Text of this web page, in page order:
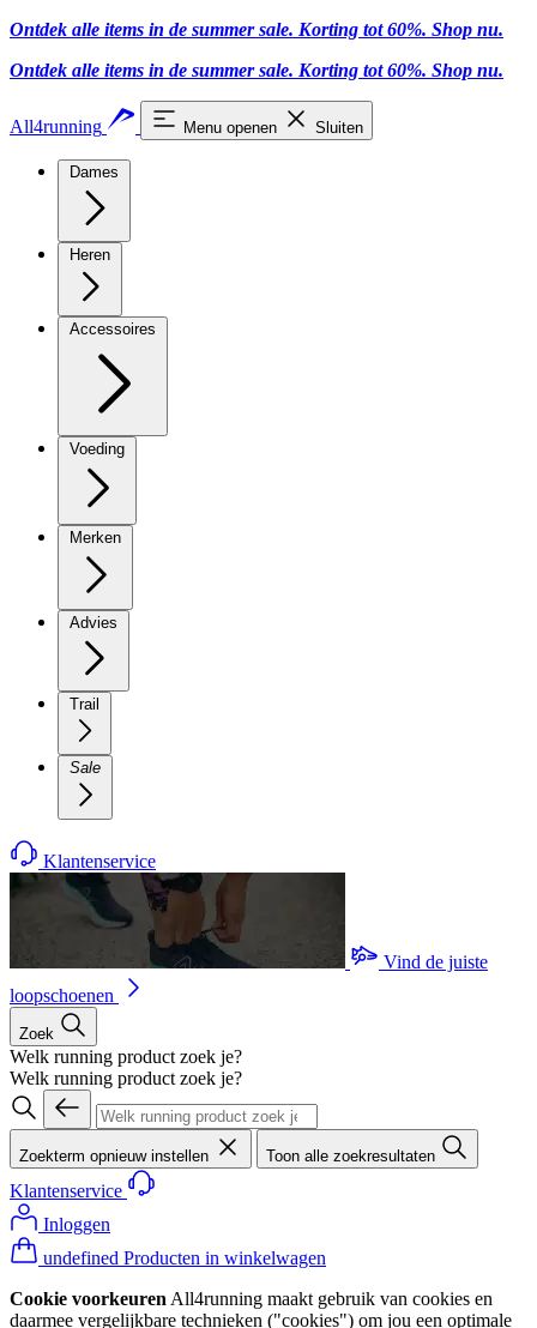
Ontdek alle items in de summer sale. Korting tot 60%. Shop nu.
Ontdek alle items in de summer sale. Korting tot 60%. Shop nu.
All4running Menu openen Sluiten
Dames
Heren
Accessoires
Voeding
Merken
Advies
Trail
Sale
Klantenservice
Vind de juiste
loopschoenen
Zoek
Welk running product zoek je?
Welk running product zoek je?
Zoekterm opnieuw instellen Toon alle zoekresultaten
Klantenservice
Inloggen
undefined Producten in winkelwagen
Cookie voorkeuren All4running maakt gebruik van cookies en
daarmee vergelijkbare technieken ("cookies") om jou een optimale